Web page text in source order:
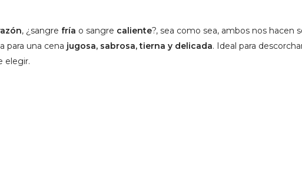
, ¿sangre fría o sangre caliente?, sea como sea, ambos nos hacen
para una cena jugosa, sabrosa, tierna y delicada. Ideal para
elegir.